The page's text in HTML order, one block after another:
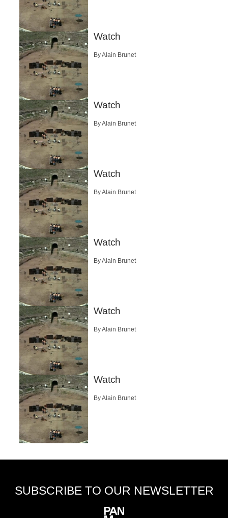
Watch
By Alain Brunet
Watch
By Alain Brunet
Watch
By Alain Brunet
Watch
By Alain Brunet
Watch
By Alain Brunet
Watch
By Alain Brunet
SUBSCRIBE TO OUR NEWSLETTER